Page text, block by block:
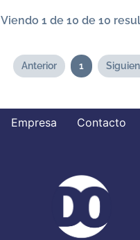
Viendo 1 de 10 de 10
Anterior 1
Empresa Contacto